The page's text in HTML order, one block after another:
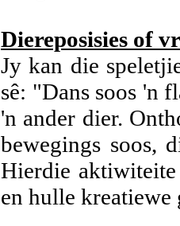
Diereposisies of
Jy kan die
sê: "Dans soos 'n
'n ander dier.
bewegings soos,
Hierdie
en hulle kreatiewe